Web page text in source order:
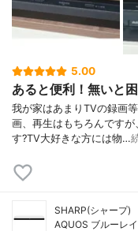
5.00
あると便利！無いと困
我が家はあまりTVの録画
画、再生はもちろんですが
す?TV大好きな方には物…
SHARP(シャープ)
AQUOS ブルーレ